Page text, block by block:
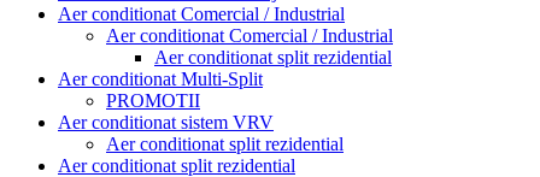
Aer conditionat Comercial / Industrial
Aer conditionat Comercial / Industrial
Aer conditionat split rezidential
Aer conditionat Multi-Split
PROMOTII
Aer conditionat sistem VRV
Aer conditionat split rezidential
Aer conditionat split rezidential